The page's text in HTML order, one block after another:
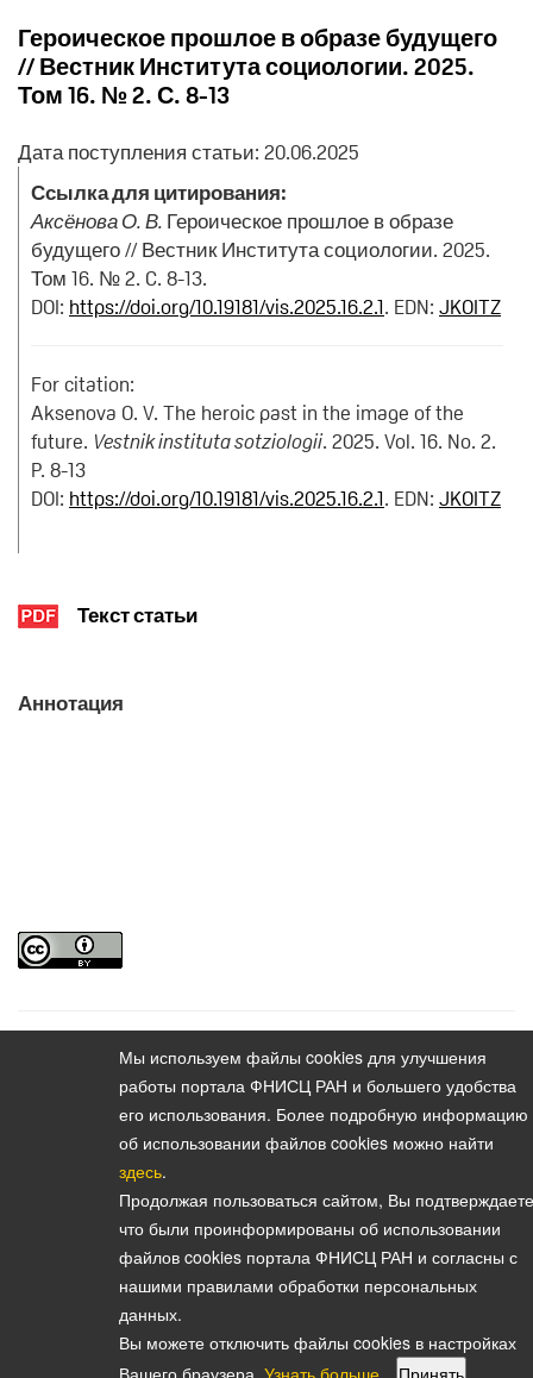
Героическое прошлое в образе будущего
// Вестник Института социологии. 2025.
Том 16. № 2. С. 8-13
Дата поступления статьи: 20.06.2025
Ссылка для цитирования:
Аксёнова О. В. Героическое прошлое в образе
будущего // Вестник Института социологии. 2025.
Том 16. № 2. C. 8-13.
DOI: https://doi.org/10.19181/vis.2025.16.2.1. EDN: JKOITZ
For citation:
Aksenova O. V. The heroic past in the image of the
future. Vestnik instituta sotziologii. 2025. Vol. 16. No. 2.
P. 8-13
DOI: https://doi.org/10.19181/vis.2025.16.2.1. EDN: JKOITZ
Текст статьи
Аннотация
Содержание выпускаVestnik instituta sotziologii.
2025. Vol. 16. No. 2
Политика конфиденциальности персональных данных
© 2026, Вестник Института социологии
vestnik@isras.ru
Мы используем файлы cookies для улучшения
работы портала ФНИСЦ РАН и большего удобства
его использования. Более подробную информацию
об использовании файлов cookies можно найти
здесь.
Продолжая пользоваться сайтом, Вы
что были проинформированы об использовании
файлов cookies портала ФНИСЦ РАН и согласны с
нашими правилами обработки персональных
данных.
Вы можете отключить файлы cookies в настройках
Вашего браузера. Узнать больше Принять